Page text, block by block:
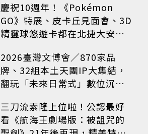
慶祝10週年！《Pokémon
GO》特展、皮卡丘見面會、3D
精靈球悠遊卡都在北捷大安森
2026臺灣文博會／870家品
牌、32組本土天團IP大集結，
翻玩「未來日常式」數位沉浸
三刀流索隆上位啦！公認最好
看《航海王劇場版：被詛咒的